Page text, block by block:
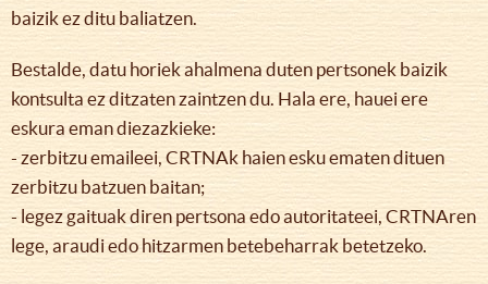
baizik ez ditu baliatzen.
Bestalde, datu horiek ahalmena duten pertsonek baizik
kontsulta ez ditzaten zaintzen du. Hala ere, hauei ere
eskura eman diezazkieke:
- zerbitzu emaileei, CRTNAk haien esku ematen dituen
zerbitzu batzuen baitan;
- legez gaituak diren pertsona edo autoritateei, CRTNAren
lege, araudi edo hitzarmen betebeharrak betetzeko.